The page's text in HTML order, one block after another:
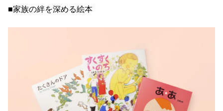
■家族の絆を深める絵本